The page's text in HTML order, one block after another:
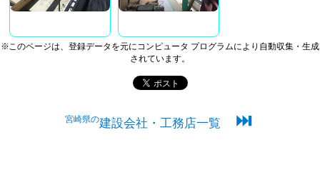
※このページは、登録データを元にコンピュータ プログラムにより自動収集・生成
されています。
宮崎県の建設会社・工務店一覧 ⏭